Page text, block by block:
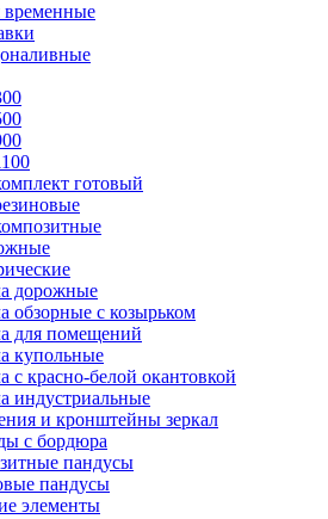
готовый
дорожные
обзорные с козырьком
для помещений
купольные
с красно-белой окантовкой
индустриальные
и кронштейны зеркал
с бордюра
пандусы
пандусы
элементы